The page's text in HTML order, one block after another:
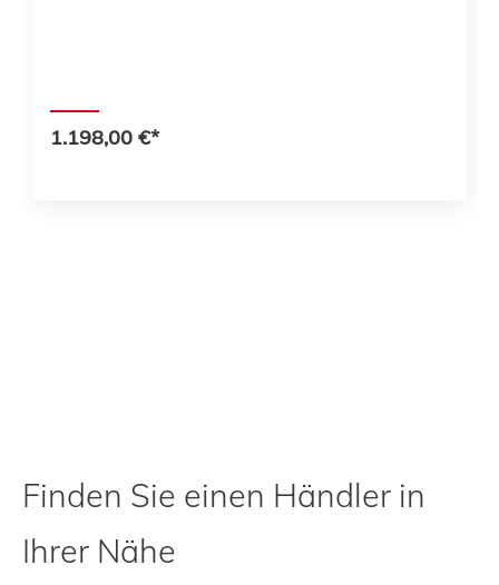
1.198,00 €*
Finden Sie einen Händler in
Ihrer Nähe